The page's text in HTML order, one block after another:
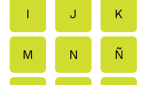
I J K
M N Ñ